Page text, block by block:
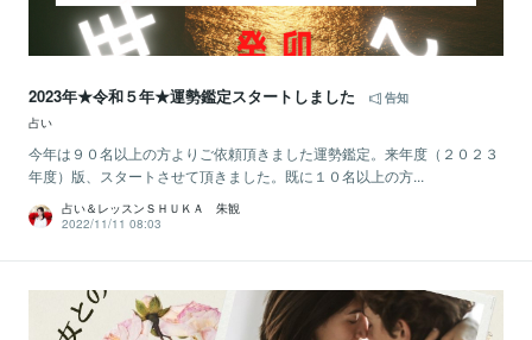
2023年★令和５年★運勢鑑定スタートしました
告知
占い
今年は９０名以上の方よりご依頼頂きました運勢鑑定。来年度（２０２３
年度）版、スタートさせて頂きました。既に１０名以上の方...
占い＆レッスンＳＨＵＫＡ 朱観
2022/11/11 08:03